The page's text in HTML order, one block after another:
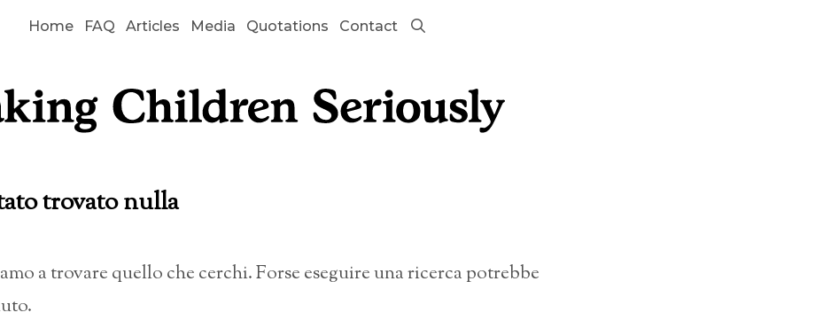
Home FAQ Articles Media Quotations Contact
trovato nulla
a trovare quello che cerchi. Forse eseguire una ricerca potrebbe